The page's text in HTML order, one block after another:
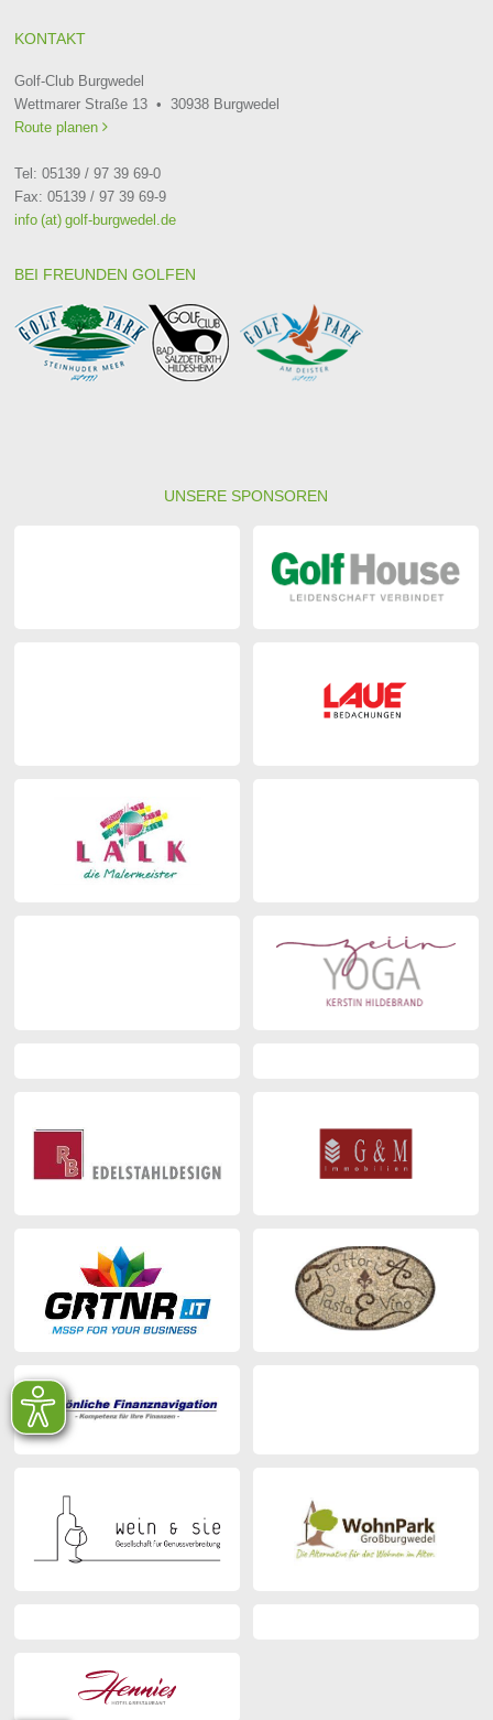
KONTAKT
Golf-Club Burgwedel
Wettmarer Straße 13 • 30938 Burgwedel
Route planen
Tel: 05139 / 97 39 69-0
Fax: 05139 / 97 39 69-9
info (at) golf-burgwedel.de
BEI FREUNDEN GOLFEN
UNSERE SPONSOREN